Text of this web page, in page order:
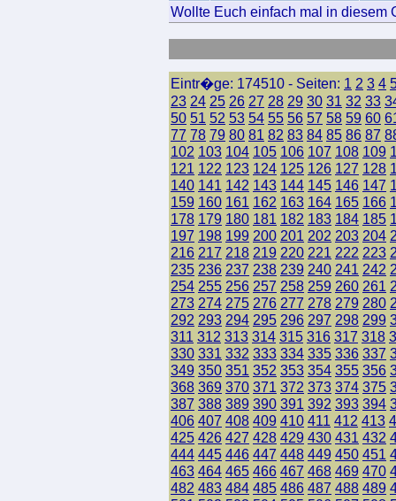
Wollte Euch einfach mal in diesem
Eintr�ge: 174510 - Seiten: 1 2 3 4
23 24 25 26 27 28 29 30 31 32 33
50 51 52 53 54 55 56 57 58 59 60
77 78 79 80 81 82 83 84 85 86 87
102 103 104 105 106 107 108 109
121 122 123 124 125 126 127 128
140 141 142 143 144 145 146 147
159 160 161 162 163 164 165 166
178 179 180 181 182 183 184 185
197 198 199 200 201 202 203 204
216 217 218 219 220 221 222 223
235 236 237 238 239 240 241 242
254 255 256 257 258 259 260 261
273 274 275 276 277 278 279 280
292 293 294 295 296 297 298 299
311 312 313 314 315 316 317 318
330 331 332 333 334 335 336 337
349 350 351 352 353 354 355 356
368 369 370 371 372 373 374 375
387 388 389 390 391 392 393 394
406 407 408 409 410 411 412 413
425 426 427 428 429 430 431 432
444 445 446 447 448 449 450 451
463 464 465 466 467 468 469 470
482 483 484 485 486 487 488 489